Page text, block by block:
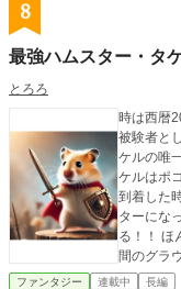
8
最強ハムスター・タ
とろろ
時は西暦
被験者と
ケルの唯
ケルはポ
到着した
ターになっていた！ 迫り来
る！！ ほんわか系です。タケルとポコ、そしてハムスター仲
間のグラ
ファンタジー 連載中 長編